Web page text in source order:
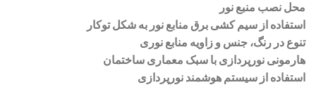
محل نصب منبع نور
استفاده از سیم ‌کشی برق منابع نور به ‌شکل توکار
تنوع در رنگ، جنس و زاویه منابع نوری
هارمونی نورپردازی با سبک معماری ساختمان
استفاده از سیستم هوشمند نورپردازی